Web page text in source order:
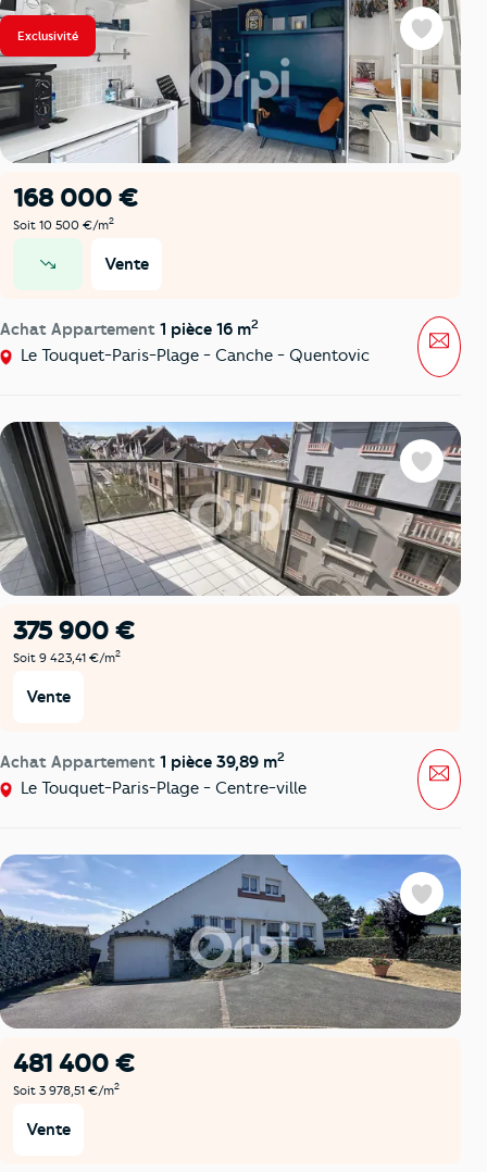
Exclusivité
168 000 €
Soit 10 500 €/m2
Vente
Achat Appartement 1 pièce 16 m2
Le Touquet-Paris-Plage - Canche - Quentovic
Favoris
375 900 €
Soit 9 423,41 €/m2
Vente
Achat Appartement 1 pièce 39,89 m2
Le Touquet-Paris-Plage - Centre-ville
Favoris
481 400 €
Soit 3 978,51 €/m2
Vente
Favoris